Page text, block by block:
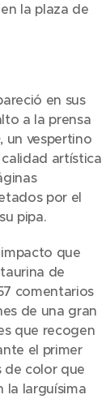
la plaza de
en sus
a la prensa
, un vespertino
artística
por el
pipa.
que
de
comentarios
de una gran
que recogen
el primer
de color que
la larguísima